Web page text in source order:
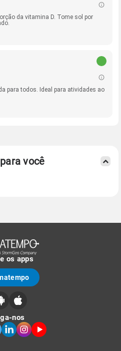
da vitamina D. Tome sol por
para todos. Ideal para atividades ao
você
os apps
nos